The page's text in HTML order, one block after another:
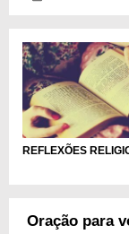
REFLEXÕES
Oração para